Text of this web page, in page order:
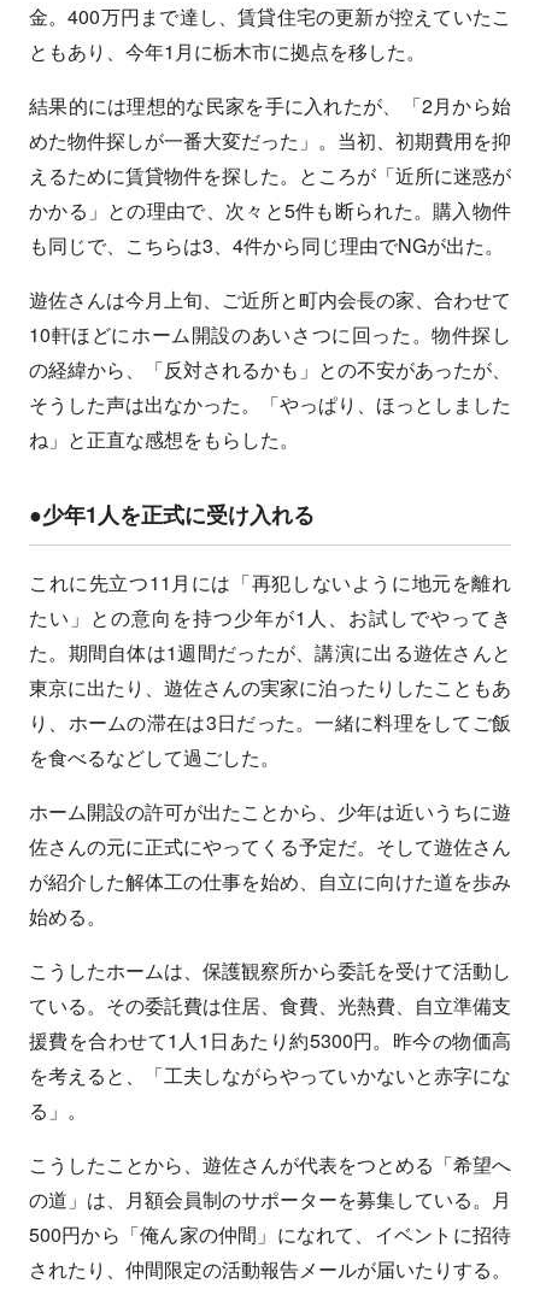
金。400万円まで達し、賃貸住宅の更新が控えていたこ
ともあり、今年1月に栃木市に拠点を移した。
結果的には理想的な民家を手に入れたが、「2月から始
めた物件探しが一番大変だった」。当初、初期費用を抑
えるために賃貸物件を探した。ところが「近所に迷惑が
かかる」との理由で、次々と5件も断られた。購入物件
も同じで、こちらは3、4件から同じ理由でNGが出た。
遊佐さんは今月上旬、ご近所と町内会長の家、合わせて
10軒ほどにホーム開設のあいさつに回った。物件探し
の経緯から、「反対されるかも」との不安があったが、
そうした声は出なかった。「やっぱり、ほっとしました
ね」と正直な感想をもらした。
●少年1人を正式に受け入れる
これに先立つ11月には「再犯しないように地元を離れ
たい」との意向を持つ少年が1人、お試しでやってき
た。期間自体は1週間だったが、講演に出る遊佐さんと
東京に出たり、遊佐さんの実家に泊ったりしたこともあ
り、ホームの滞在は3日だった。一緒に料理をしてご飯
を食べるなどして過ごした。
ホーム開設の許可が出たことから、少年は近いうちに遊
佐さんの元に正式にやってくる予定だ。そして遊佐さん
が紹介した解体工の仕事を始め、自立に向けた道を歩み
始める。
こうしたホームは、保護観察所から委託を受けて活動し
ている。その委託費は住居、食費、光熱費、自立準備支
援費を合わせて1人1日あたり約5300円。昨今の物価高
を考えると、「工夫しながらやっていかないと赤字にな
る」。
こうしたことから、遊佐さんが代表をつとめる「希望へ
の道」は、月額会員制のサポーターを募集している。月
500円から「俺ん家の仲間」になれて、イベントに招待
されたり、仲間限定の活動報告メールが届いたりする。